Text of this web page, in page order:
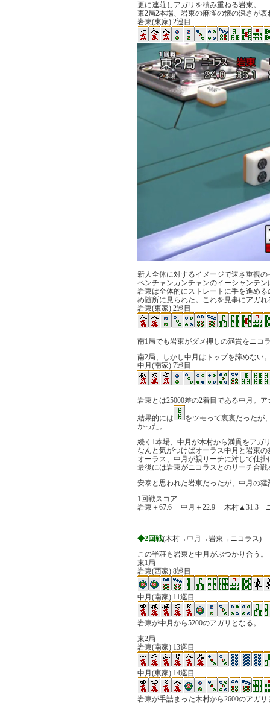
更に連荘しアガリを積み重ねる岩東。
東2局2本場、岩東の麻雀の懐の深さが表
岩東(東家) 2巡目
新人全体に対するイメージで速さ重視
ペンチャンカンチャンのイーシャンテ
岩東は全体的にストレートに手を進め
め随所に見られた。これを見事にアガ
岩東(東家) 2巡目
南1局でも岩東がダメ押しの満貫をニコ
南2局、しかし中月はトップを諦めない
中月(南家) 7巡目
岩東とは25000差の2着目である中月。
結果的には
をツモって裏裏だったが
かった。
続く1本場、中月が木村から満貫をアガ
なんと気がつけばオーラス中月と岩東の
オーラス、中月が親リーチに対して仕
最後には岩東がニコラスとのリーチ合
安泰と思われた岩東だったが、中月の
1回戦スコア
岩東＋67.6 中月＋22.9 木村▲31.3
◆2回戦(木村→中月→岩東→ニコラス)
この半荘も岩東と中月がぶつかり合う。
東1局
岩東(西家) 8巡目
中月(南家) 11巡目
岩東が中月から5200のアガリとなる。
東2局
岩東(南家) 13巡目
中月(東家) 14巡目
岩東が手詰まった木村から2600のアガリ